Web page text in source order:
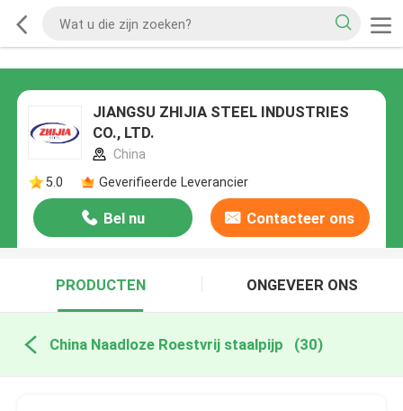
JIANGSU ZHIJIA STEEL INDUSTRIES
CO., LTD.
China
5.0
Geverifieerde Leverancier
Bel nu Contacteer ons
PRODUCTEN ONGEVEER ONS
China Naadloze Roestvrij staalpijp (30)